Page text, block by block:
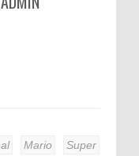
Mario Super